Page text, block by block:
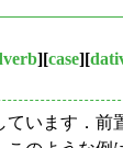
][case][
います．前